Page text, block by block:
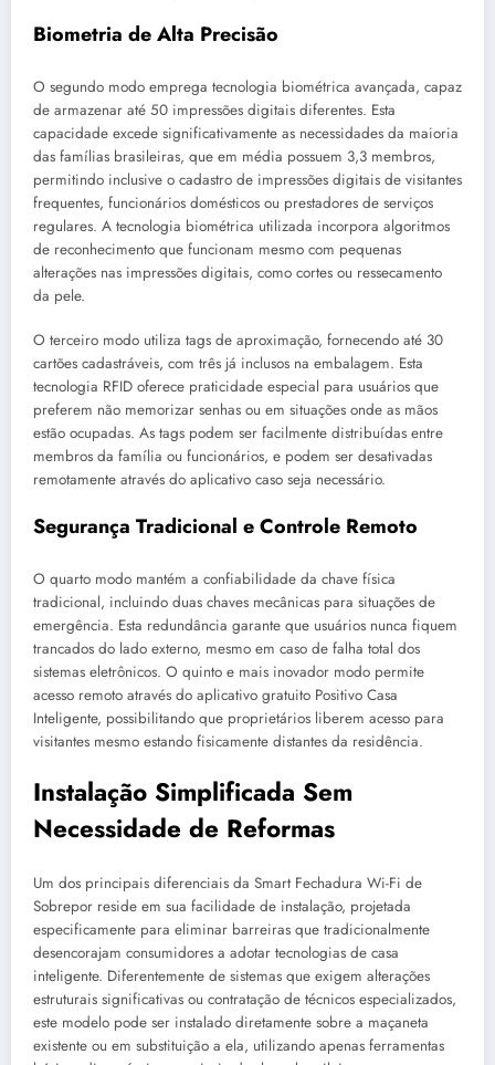
Biometria de Alta Precisão
O segundo modo emprega tecnologia biométrica avançada, capaz
de armazenar até 50 impressões digitais diferentes. Esta
capacidade excede significativamente as necessidades da maioria
das famílias brasileiras, que em média possuem 3,3 membros,
permitindo inclusive o cadastro de impressões digitais de visitantes
frequentes, funcionários domésticos ou prestadores de serviços
regulares. A tecnologia biométrica utilizada incorpora algoritmos
de reconhecimento que funcionam mesmo com pequenas
alterações nas impressões digitais, como cortes ou ressecamento
da pele.
O terceiro modo utiliza tags de aproximação, fornecendo até 30
cartões cadastráveis, com três já inclusos na embalagem. Esta
tecnologia RFID oferece praticidade especial para usuários que
preferem não memorizar senhas ou em situações onde as mãos
estão ocupadas. As tags podem ser facilmente distribuídas entre
membros da família ou funcionários, e podem ser desativadas
remotamente através do aplicativo caso seja necessário.
Segurança Tradicional e Controle Remoto
O quarto modo mantém a confiabilidade da chave física
tradicional, incluindo duas chaves mecânicas para situações de
emergência. Esta redundância garante que usuários nunca fiquem
trancados do lado externo, mesmo em caso de falha total dos
sistemas eletrônicos. O quinto e mais inovador modo permite
acesso remoto através do aplicativo gratuito Positivo Casa
Inteligente, possibilitando que proprietários liberem acesso para
visitantes mesmo estando fisicamente distantes da residência.
Instalação Simplificada Sem
Necessidade de Reformas
Um dos principais diferenciais da Smart Fechadura Wi-Fi de
Sobrepor reside em sua facilidade de instalação, projetada
especificamente para eliminar barreiras que tradicionalmente
desencorajam consumidores a adotar tecnologias de casa
inteligente. Diferentemente de sistemas que exigem alterações
estruturais significativas ou contratação de técnicos especializados,
este modelo pode ser instalado diretamente sobre a maçaneta
existente ou em substituição a ela, utilizando apenas ferramentas